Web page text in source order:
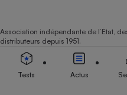
Association indépendante de l’État,
distributeurs depuis 1951.
Tests Actus